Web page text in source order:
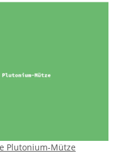
Plutonium-Mütze